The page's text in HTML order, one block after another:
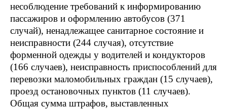
несоблюдение требований к информированию
пассажиров и оформлению автобусов (371
случай), ненадлежащее санитарное состояние и
неисправности (244 случая), отсутствие
форменной одежды у водителей и кондукторов
(166 случаев), неисправность приспособлений для
перевозки маломобильных граждан (15 случаев),
проезд остановочных пунктов (11 случаев).
Общая сумма штрафов, выставленных